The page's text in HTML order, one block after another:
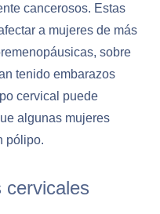
cancerosos. Estas
a mujeres de más
sobre
tenido embarazos
cervical puede
algunas mujeres
pólipo.
cervicales